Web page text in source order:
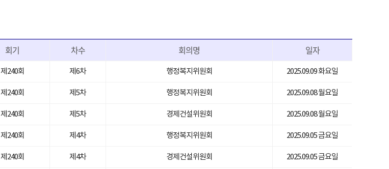
회기 차수 회의명 일자
제240회 제6차 행정복지위원회 2025.09.09 화요일
제240회 제5차 행정복지위원회 2025.09.08 월요일
제240회 제5차 경제건설위원회 2025.09.08 월요일
제240회 제4차 행정복지위원회 2025.09.05 금요일
제240회 제4차 경제건설위원회 2025.09.05 금요일